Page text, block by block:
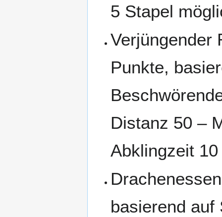
5 Stapel
Verjüngender
Punkte,
Distanz 50 –
Abklingzeit
basierend auf